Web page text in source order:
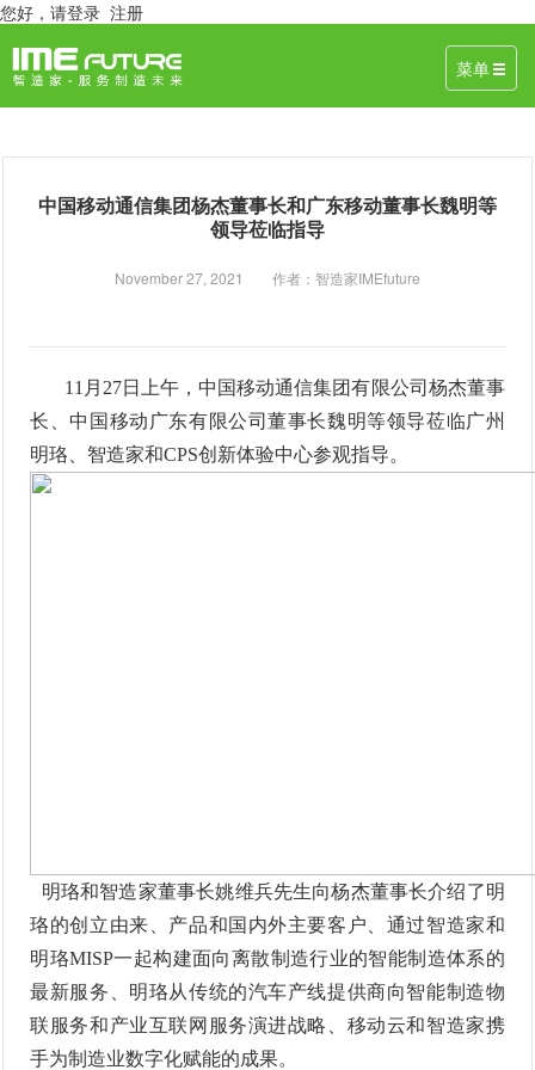
您好， 请登录 注册
菜单
中国移动通信集团杨杰董事长和广东移动董事长魏明等
领导莅临指导
November 27, 2021 作者：智造家IMEfuture
11 月 27日上午，中国移动通信集团有限公司杨杰董事
长、中国移动广东有限公司董事长魏明等领导莅临广州
明珞、智造家和CPS创新体验中心参观指导。
明珞和智造家董事长姚维兵先生向杨杰董事长介绍了明
珞的创立由来、产品和国内外主要客户、通过智造家和
明珞MISP一起构建面向离散制造行业的智能制造体系的
最新服务、明珞从传统的汽车产线提供商向智能制造物
联服务和产业互联网服务演进战略、移动云和智造家携
手为制造业数字化赋能的成果。